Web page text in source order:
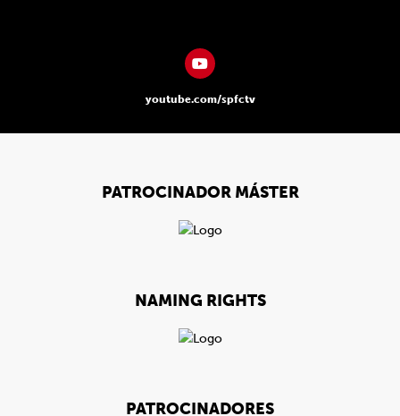
youtube.com/spfctv
PATROCINADOR MÁSTER
NAMING RIGHTS
PATROCINADORES